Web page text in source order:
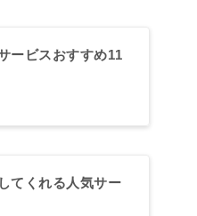
ービスおすすめ11
てくれる人気サー